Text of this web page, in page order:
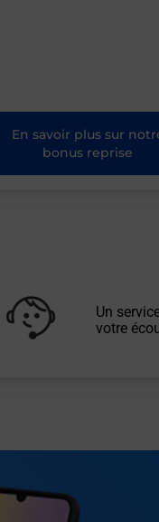
En savoir plus sur
bonus reprise
Un
votre